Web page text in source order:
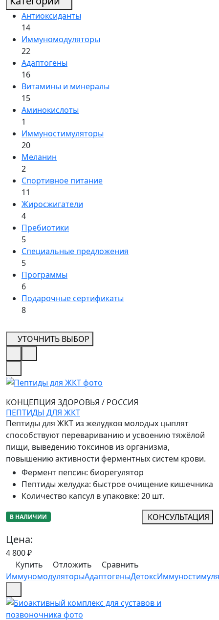
Антиоксиданты
14
Иммуномодуляторы
22
Адаптогены
16
Витамины и минералы
15
Аминокислоты
1
Иммуностимуляторы
20
Меланин
2
Спортивное питание
11
Жиросжигатели
4
Пребиотики
5
Специальные предложения
5
Программы
6
Подарочные сертификаты
8
УТОЧНИТЬ ВЫБОР
КОНЦЕПЦИЯ ЗДОРОВЬЯ / РОССИЯ
ПЕПТИДЫ ДЛЯ ЖКТ
Пептиды для ЖКТ из желудков молодых цыплят
способствуют перевариванию и усвоению тяжёлой
пищи, выведению токсинов из организма,
повышению активности ферментных систем крови.
Фермент пепсин: биорегулятор
Пептиды желудка: быстрое очищение кишечника
Количество капсул в упаковке: 20 шт.
В НАЛИЧИИ КОНСУЛЬТАЦИЯ
Цена:
4 800₽
Купить
Отложить
Сравнить
ИммуномодуляторыАдаптогеныДетокс